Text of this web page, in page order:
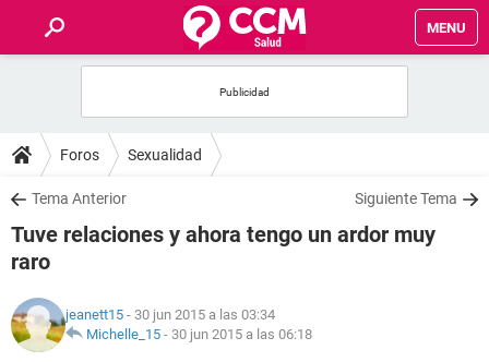
MENU
FOROS
SALUD
NUTRICIÓN
Foros Sexualidad
Tema Anterior Siguiente Tema
Tuve relaciones y ahora tengo un ardor muy
raro
jeanett15 - 30 jun 2015 a las 03:34
Michelle_15 - 30 jun 2015 a las 06:18